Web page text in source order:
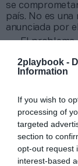
2playbook -
Information
If you wish to
processing of
targeted
section to
opt-out request
interest-based
se
país. No es una
anunciada por
El problema
decreto de
pueda
sido
la falta de
Añadir
de forma
Mantente